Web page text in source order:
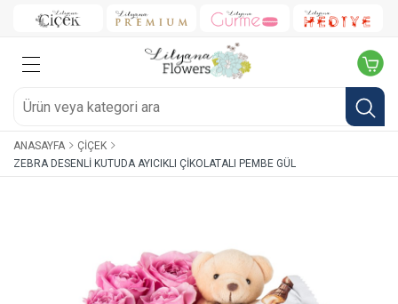
ANASAYFA
ÇIÇEK
ZEBRA DESENLI KUTUDA AYICIKLI ÇIKOLATALI PEMBE GÜL